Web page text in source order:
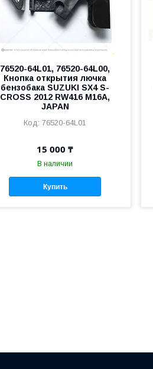
76520-64L01, 76520-64L00,
Кнопка открытия лючка
бензобака SUZUKI SX4 S-
CROSS 2012 RW416 M16A,
JAPAN
76520-64L01
15 000 ₸
В наличии
Купить